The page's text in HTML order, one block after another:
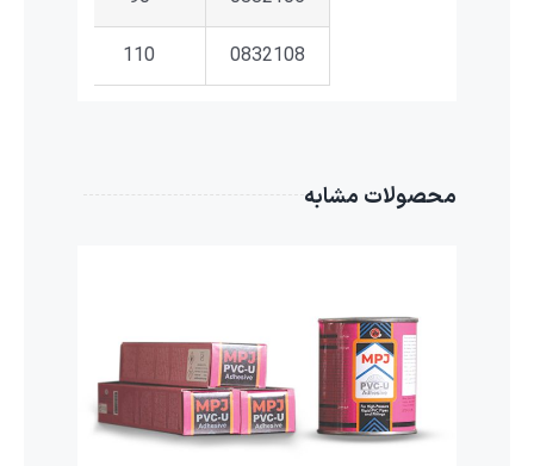
0832108
110
محصولات مشابه